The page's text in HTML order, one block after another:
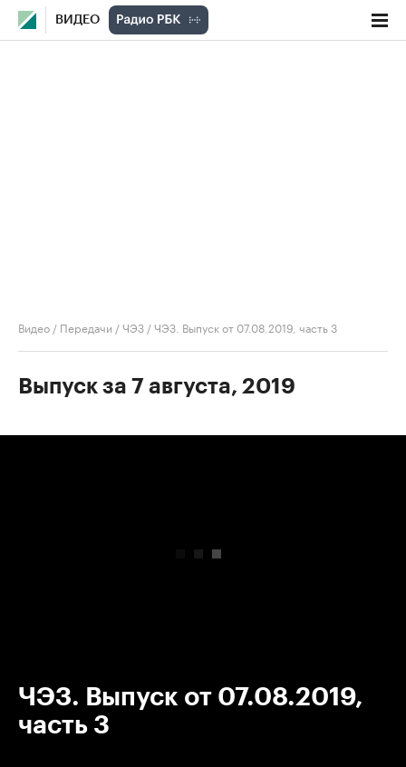
ВИДЕО
Видео / Передачи /ЧЭЗ /ЧЭЗ. Выпуск от 07.08.2019, часть 3
Выпуск за 7 августа, 2019
ЧЭЗ. Выпуск от 07.08.2019,
часть 3